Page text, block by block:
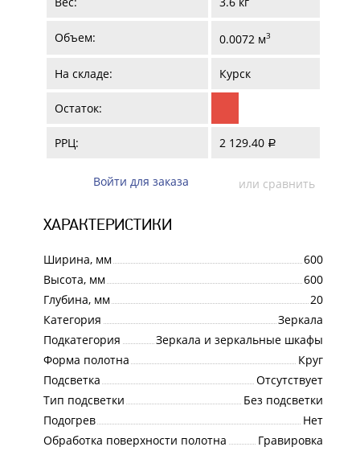
Объем: 0.0072 м3
На складе: Курск
Остаток:
РРЦ: 2 129.40 a
Войти для заказа или сравнить
ХАРАКТЕРИСТИКИ
Ширина, мм
600
Высота, мм
600
Глубина, мм
20
Категория
Зеркала
Подкатегория
Зеркала и зеркальные шкафы
Форма полотна
Круг
Подсветка
Отсутствует
Тип подсветки
Без подсветки
Подогрев
Нет
Обработка поверхности полотна
Гравировка